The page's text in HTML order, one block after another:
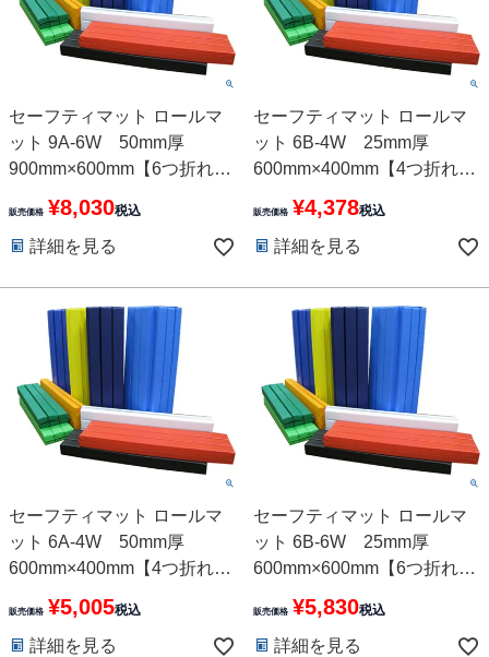
セーフティマット ロールマ
ット 9A-6W 50mm厚
900mm×600mm【6つ折れ】
販売価格 ¥8,030税込
詳細を見る
セーフティマット ロールマ
ット 6B-4W 25mm厚
600mm×400mm【4つ折れ】
販売価格 ¥4,378税込
詳細を見る
セーフティマット ロールマ
ット 6A-4W 50mm厚
600mm×400mm【4つ折れ】
販売価格 ¥5,005税込
詳細を見る
セーフティマット ロールマ
ット 6B-6W 25mm厚
600mm×600mm【6つ折れ】
販売価格 ¥5,830税込
詳細を見る